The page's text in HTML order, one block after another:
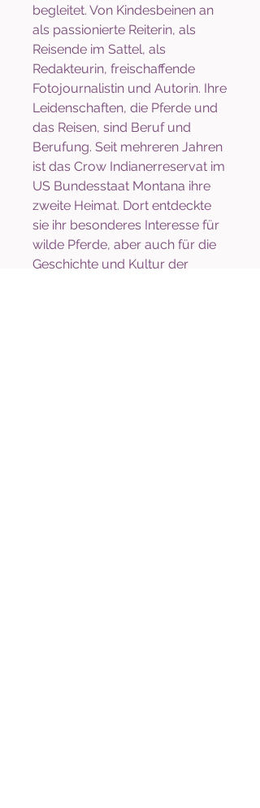
begleitet. Von Kindesbeinen an
als passionierte Reiterin, als
Reisende im Sattel, als
Redakteurin, freischaffende
Fotojournalistin und Autorin. Ihre
Leidenschaften, die Pferde und
das Reisen, sind Beruf und
Berufung. Seit mehreren Jahren
ist das Crow Indianerreservat im
US Bundesstaat Montana ihre
zweite Heimat. Dort entdeckte
sie ihr besonderes Interesse für
wilde Pferde, aber auch für die
Geschichte und Kultur der